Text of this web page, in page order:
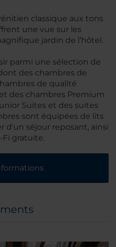
classique aux tons
une vue sur les
jardin de l’hôtel.
parmi une sélection de
des chambres de
de qualité
des chambres Premium
Suites et des suites
sont équipées de lits
d'un séjour reposant, ainsi
gratuite.